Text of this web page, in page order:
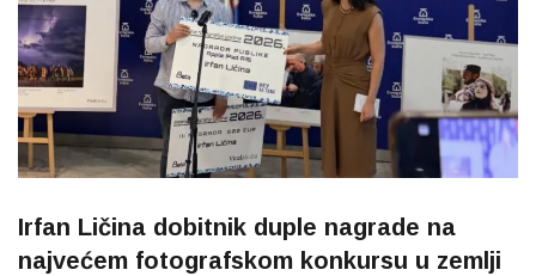
Irfan Ličina dobitnik duple nagrade na
najvećem fotografskom konkursu u zemlji